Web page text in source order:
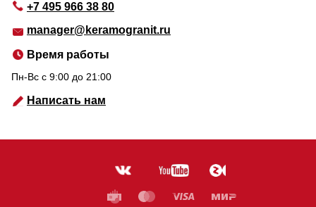
+7 495 966 38 80
manager@keramogranit.ru
Время работы
Пн-Вс c 9:00 до 21:00
Написать нам